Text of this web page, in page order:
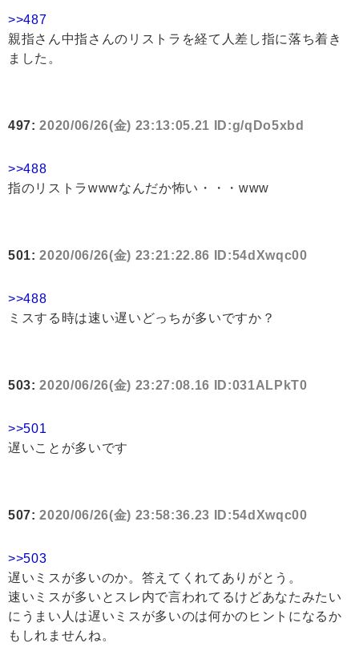
>>487
親指さん中指さんのリストラを経て人差し指に落ち着き
ました。
497:2020/06/26(金) 23:13:05.21 ID:g/qDo5xbd
>>488
指のリストラwwwなんだか怖い・・・www
501:2020/06/26(金) 23:21:22.86 ID:54dXwqc00
>>488
ミスする時は速い遅いどっちが多いですか？
503:2020/06/26(金) 23:27:08.16 ID:031ALPkT0
>>501
遅いことが多いです
507:2020/06/26(金) 23:58:36.23 ID:54dXwqc00
>>503
遅いミスが多いのか。答えてくれてありがとう。
速いミスが多いとスレ内で言われてるけどあなたみたい
にうまい人は遅いミスが多いのは何かのヒントになるか
もしれませんね。